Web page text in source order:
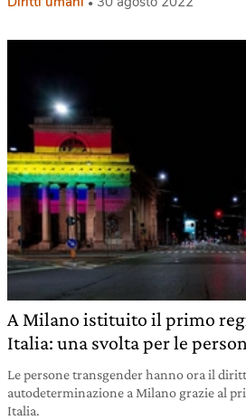
A Milano istituito il primo
Italia: una svolta per le
Le persone transgender hanno ora il
autodeterminazione a Milano grazie al
Italia.